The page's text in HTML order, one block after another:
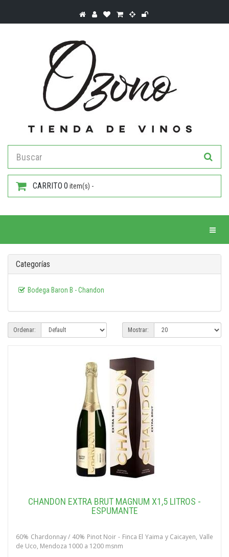
CARRITO 0 item(s) -
Categorías
Bodega Baron B - Chandon
Ordenar: Mostrar:
CHANDON EXTRA BRUT MAGNUM X1,5 LITROS -
ESPUMANTE
60% Chardonnay / 40% Pinot Noir - Finca El Yaima y Caicayen, Valle
de Uco, Mendoza 1000 a 1200 msnm